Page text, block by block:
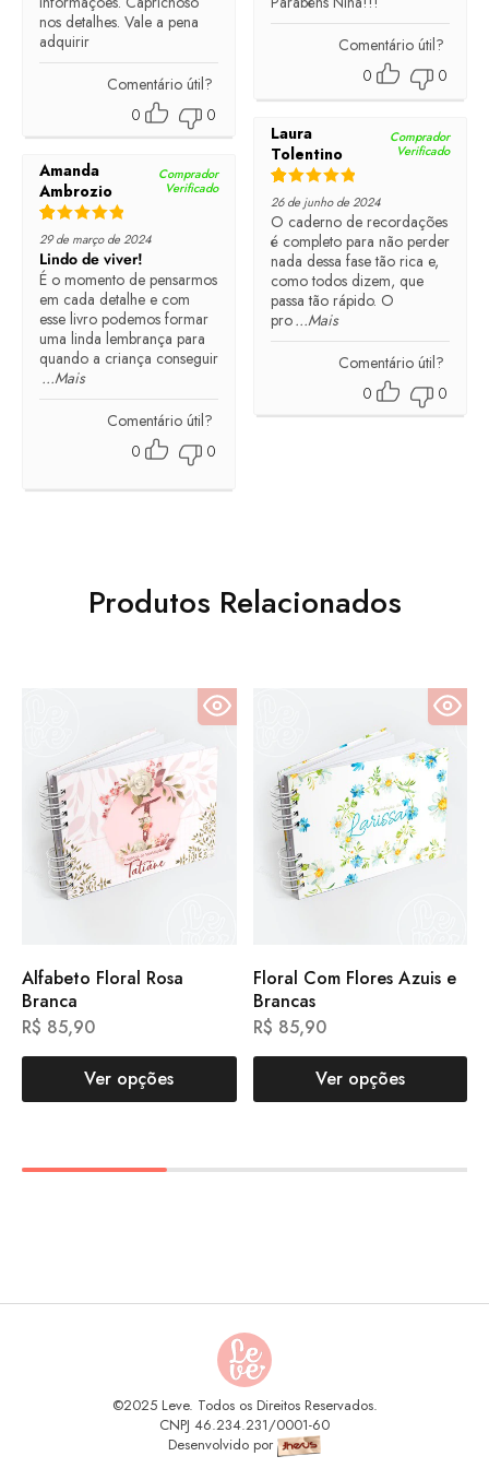
nos detalhes. Vale a pena
adquirir
Comentário útil?
0
0
Comentário útil?
0
0
Laura
Tolentino
Comprador
Verificado
Rated 5 out of 5
26 de junho de 2024
O caderno de recordações
é completo para não perder
nada dessa fase tão rica e,
como todos dizem, que
passa tão rápido. O
pro...Mais
Comentário útil?
0
0
Amanda
Ambrozio
Comprador
Verificado
Rated out of 5
29 de março de 2024
Lindo de viver!
É o momento de pensarmos
em cada detalhe e com
esse livro podemos formar
uma linda lembrança para
quando a criança conseguir
...Mais
Comentário útil?
0
0
Produtos Relacionados
Alfabeto Floral Rosa
Branca
R$ 85,90
Ver opções
Floral Com Flores Azuis e
Brancas
R$ 85,90
Ver opções
©2025 Leve. Todos os Direitos Reservados.
CNPJ 46.234.231/0001-60
Desenvolvido por